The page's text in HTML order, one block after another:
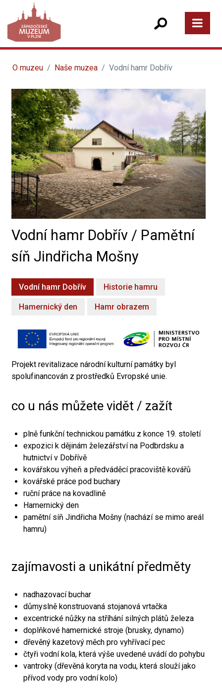
O muzeu Naše muzea Vodní hamr Dobřív
Vodní hamr Dobřív / Pamětní
síň Jindřicha Mošny
Vodní hamr Dobřív Historie hamru
Hamernický den Hamr obrazem
Projekt revitalizace národní kulturní památky byl
spolufinancován z prostředků Evropské unie.
co u nás můžete vidět / zažít
plně funkční technickou památku z konce 19. století
expozici k dějinám železářství na Podbrdsku a
hutnictví v Dobřívě
kovářskou výheň a předváděcí pracoviště kovářů
kovářské práce pod buchary
ruční práce na kovadlině
Hamernický den
pamětní síň Jindřicha Mošny (nachází se mimo areál
hamru)
zajímavosti a unikátní předměty
nadhazovací buchar
důmyslně konstruovaná stojanová vrtačka
excentrické nůžky na stříhání silných plátů železa
doplňkové hamernické stroje (brusky, dynamo)
dřevěný kazetový měch pro vyhřívací pec
čtyři vodní kola, která výše uvedené uvádí do pohybu
vantroky (dřevěná koryta na vodu, která slouží jako
přívod vody pro vodní kolo)